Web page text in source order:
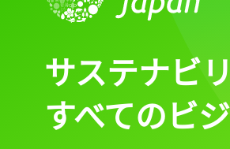
サステナビ
すべてのビ